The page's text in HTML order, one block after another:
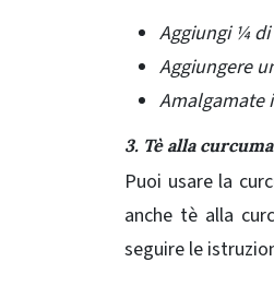
Aggiungi ¼ di
Aggiungere
Amalgamate
3. Tè alla curcuma
Puoi usare la
anche tè alla
seguire le